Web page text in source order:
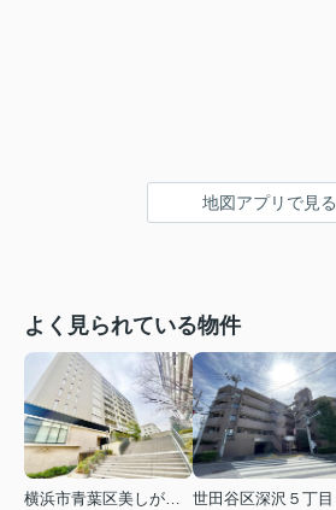
地図アプリで見る
よく見られている物件
横浜市青葉区美しが丘１丁目
世田谷区深沢５丁目